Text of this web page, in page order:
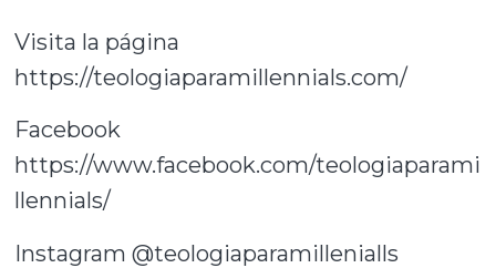
Visita la página
https://teologiaparamillennials.com/
Facebook
https://www.facebook.com/teologiaparami
llennials/
Instagram @teologiaparamillenialls